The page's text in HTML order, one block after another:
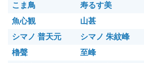
こま鳥
寿るす美
魚心観
山甚
シマノ 普天元
シマノ 朱紋峰
櫓聲
至峰